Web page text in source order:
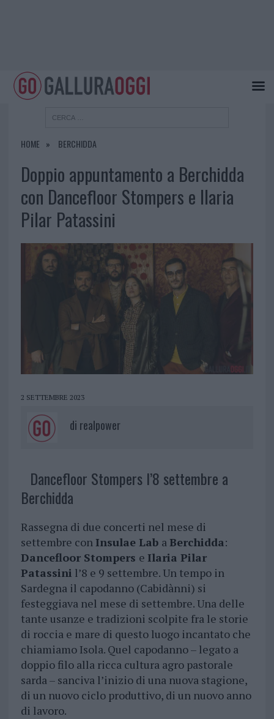
HOME BERCHIDDA
Doppio appuntamento a Berchidda
con Dancefloor Stompers e Ilaria
Pilar Patassini
2 SETTEMBRE 2023
di realpower
Dancefloor Stompers l’8 settembre a
Berchidda
Rassegna di due concerti nel mese di
settembre con Insulae Lab aBerchidda:
Dancefloor Stompers e Ilaria Pilar
Patassini l’8 e 9 settembre. Un tempo in
Sardegna il capodanno (Cabidànni) si
festeggiava nel mese di settembre. Una delle
tante usanze e tradizioni scolpite fra le storie
di roccia e mare di questo luogo incantato che
chiamiamo Isola. Quel capodanno – legato a
doppio filo alla ricca cultura agro pastorale
sarda – sanciva l’inizio di una nuova stagione,
di un nuovo ciclo produttivo, di un nuovo anno
di lavoro.